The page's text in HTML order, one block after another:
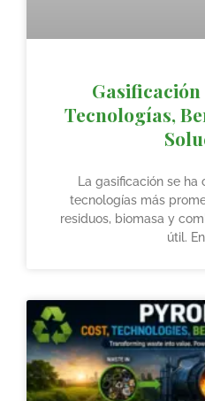
Gasificación
Tecnologías,
La gasificación se
tecnologías más
residuos, biomasa y
útil.